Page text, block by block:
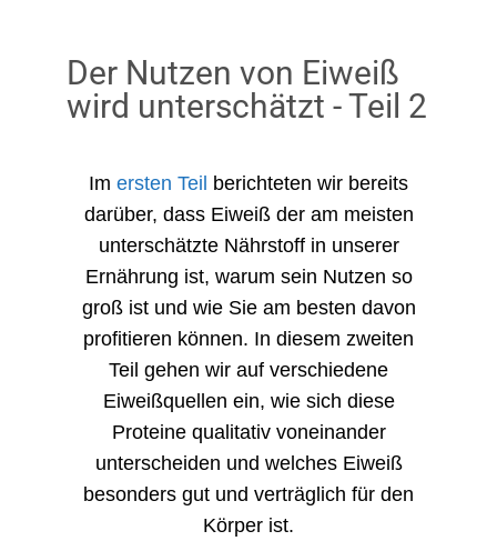
Der Nutzen von Eiweiß
wird unterschätzt - Teil 2
Im ersten Teil berichteten wir bereits
darüber, dass Eiweiß der am meisten
unterschätzte Nährstoff in unserer
Ernährung ist, warum sein Nutzen so
groß ist und wie Sie am besten davon
profitieren können. In diesem zweiten
Teil gehen wir auf verschiedene
Eiweißquellen ein, wie sich diese
Proteine qualitativ voneinander
unterscheiden und welches Eiweiß
besonders gut und verträglich für den
Körper ist.